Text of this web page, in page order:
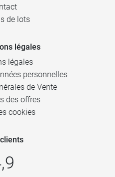
de lots
légales
légales
personnelles
de Vente
des offres
cookies